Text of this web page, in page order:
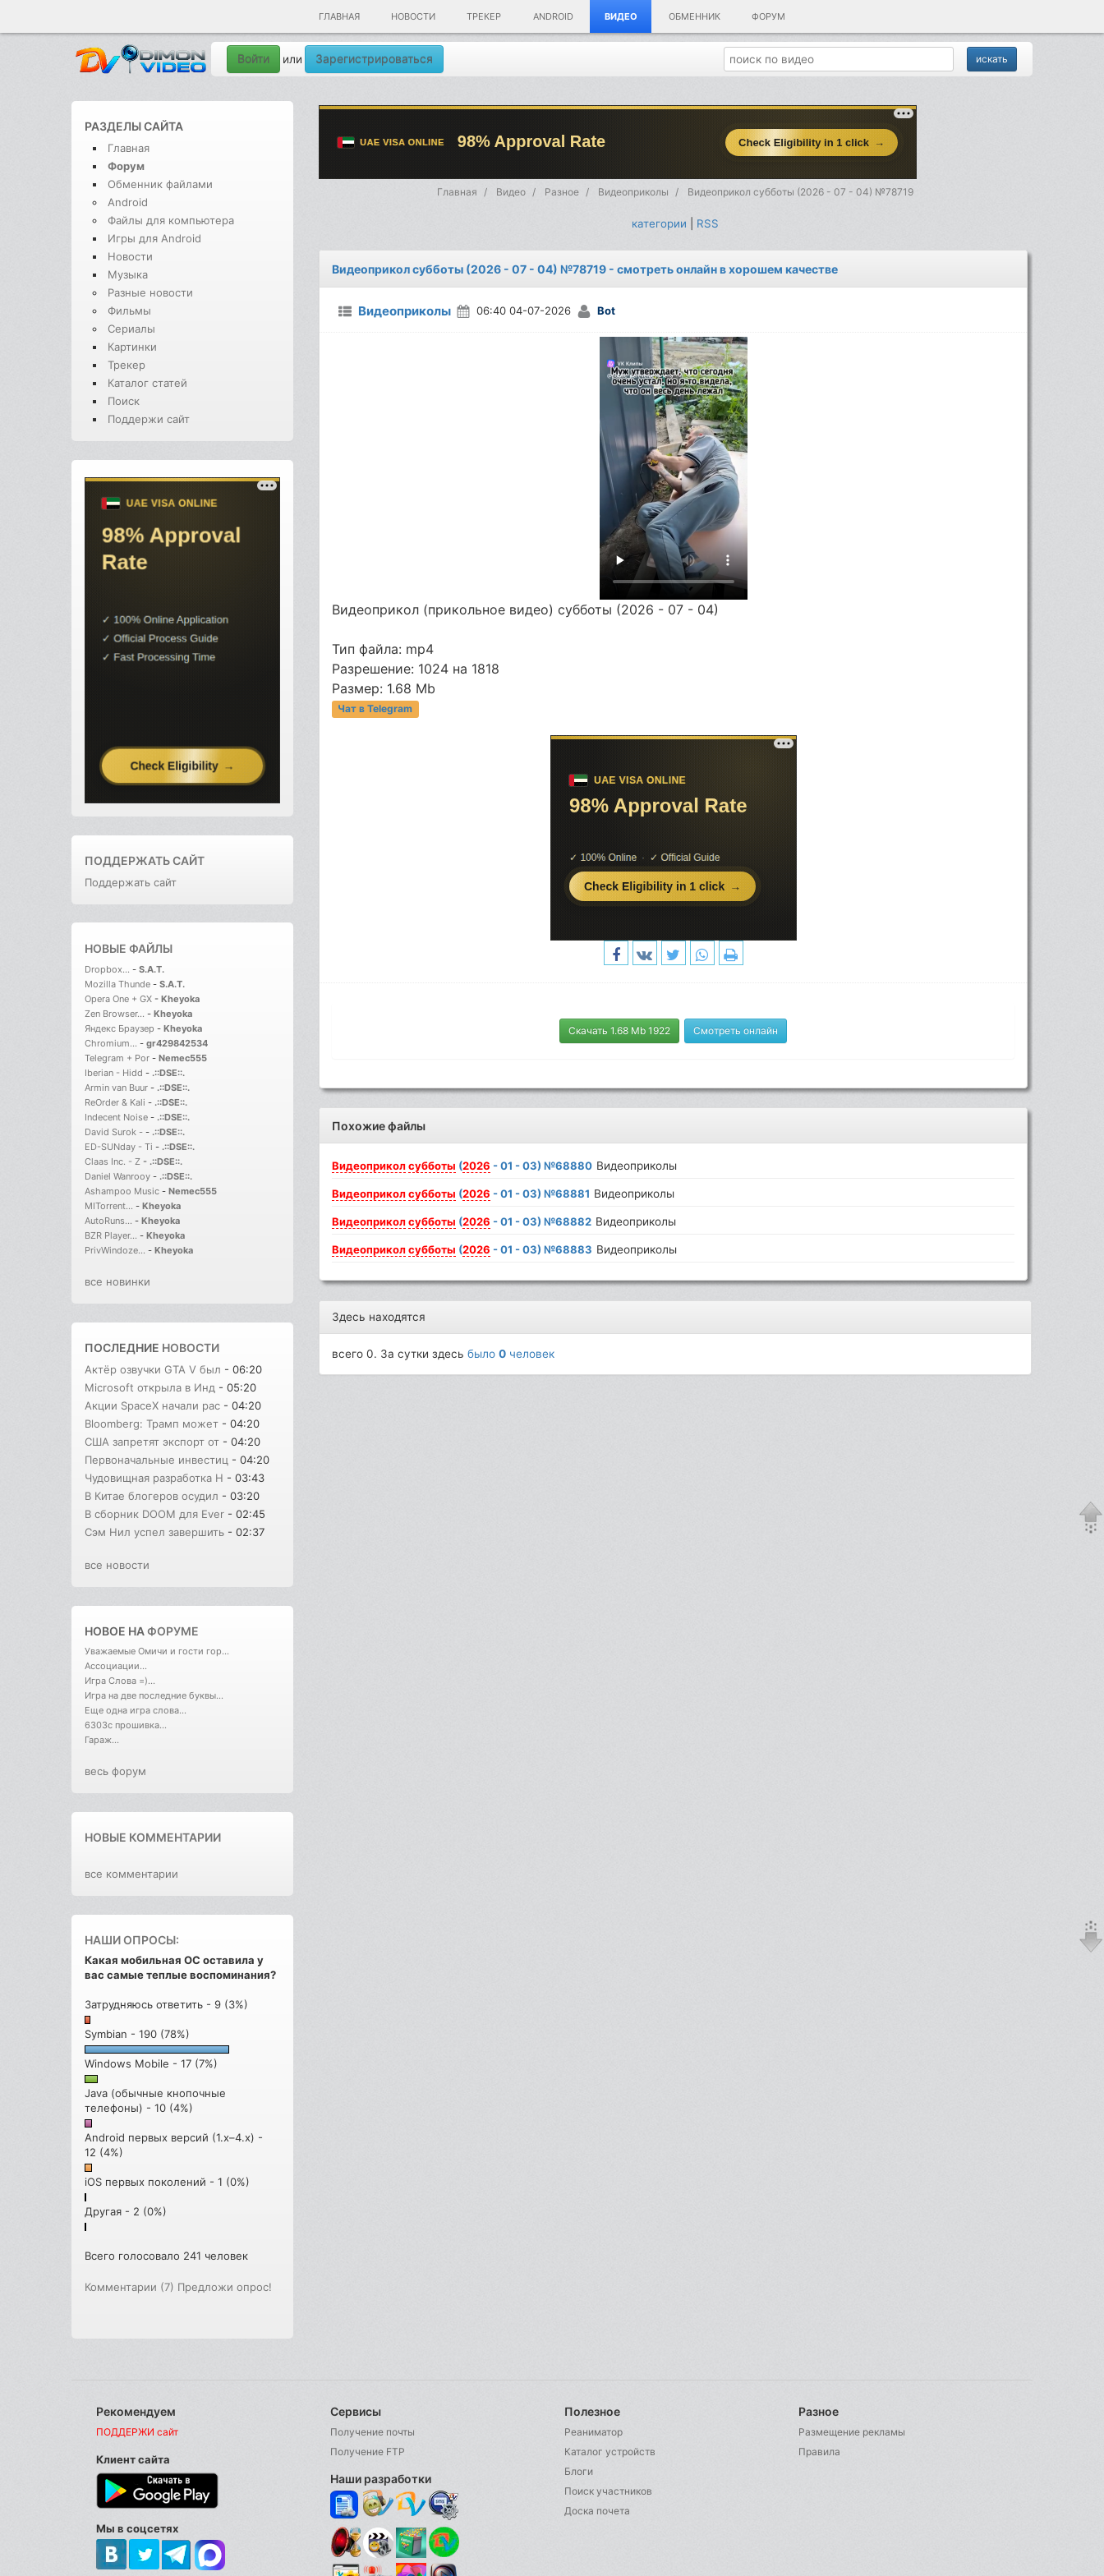
ГЛАВНАЯ НОВОСТИ ТРЕКЕР ANDROID ВИДЕО ОБМЕННИК ФОРУМ
Войти или Зарегистрироваться
РАЗДЕЛЫ САЙТА
Главная
Форум
Обменник файлами
Android
Файлы для компьютера
Игры для Android
Новости
Музыка
Разные новости
Фильмы
Сериалы
Картинки
Трекер
Каталог статей
Поиск
Поддержи сайт
ПОДДЕРЖАТЬ САЙТ
Поддержать сайт
НОВЫЕ ФАЙЛЫ
Dropbox... - S.A.T.
Mozilla Thunde - S.A.T.
Opera One + GX - Kheyoka
Zen Browser... - Kheyoka
Яндекс Браузер - Kheyoka
Chromium... - gr429842534
Telegram + Por - Nemec555
Iberian - Hidd - .::DSE::.
Armin van Buur - .::DSE::.
ReOrder & Kali - .::DSE::.
Indecent Noise - .::DSE::.
David Surok - - .::DSE::.
ED-SUNday - Ti - .::DSE::.
Claas Inc. - Z - .::DSE::.
Daniel Wanrooy - .::DSE::.
Ashampoo Music - Nemec555
MITorrent... - Kheyoka
AutoRuns... - Kheyoka
BZR Player... - Kheyoka
PrivWindoze... - Kheyoka
все новинки
ПОСЛЕДНИЕ НОВОСТИ
Актёр озвучки GTA V был - 06:20
Microsoft открыла в Инд - 05:20
Акции SpaceX начали рас - 04:20
Bloomberg: Трамп может - 04:20
США запретят экспорт от - 04:20
Первоначальные инвестиц - 04:20
Чудовищная разработка H - 03:43
В Китае блогеров осудил - 03:20
В сборник DOOM для Ever - 02:45
Сэм Нил успел завершить - 02:37
все новости
НОВОЕ НАФОРУМЕ
Уважаемые Омичи и гости гор...
Ассоциации...
Игра Слова =)...
Игра на две последние буквы...
Еще одна игра слова...
6303с прошивка...
Гараж...
весь форум
НОВЫЕ КОММЕНТАРИИ
все комментарии
НАШИ ОПРОСЫ:
Какая мобильная ОС оставила у
вас самые теплые воспоминания?
Затрудняюсь ответить - 9 (3%)
Symbian - 190 (78%)
Windows Mobile - 17 (7%)
Java (обычные кнопочные
телефоны) - 10 (4%)
Android первых версий (1.x–4.x) -
12 (4%)
iOS первых поколений - 1 (0%)
Другая - 2 (0%)
Всего голосовало 241 человек
Комментарии (7) Предложи опрос!
Главная Видео Разное Видеоприколы Видеоприкол субботы (2026 - 07 - 04) №78719
категории RSS
Видеоприкол субботы (2026 - 07 - 04) №78719 - смотреть онлайн в хорошем качестве
Видеоприколы 06:40 04-07-2026 Bot
Видеоприкол (прикольное видео) субботы (2026 - 07 - 04)
Тип файла: mp4
Разрешение: 1024 на 1818
Размер: 1.68 Mb
Чат в Telegram
Скачать 1.68 Mb 1922 Смотреть онлайн
Похожие файлы
Видеоприколсубботы (2026 - 01 - 03) №68880 Видеоприколы
Видеоприколсубботы (2026 - 01 - 03) №68881 Видеоприколы
Видеоприколсубботы (2026 - 01 - 03) №68882 Видеоприколы
Видеоприколсубботы (2026 - 01 - 03) №68883 Видеоприколы
Здесь находятся
всего 0. За сутки здесьбыло0 человек
Рекомендуем
ПОДДЕРЖИ сайт
Клиент сайта
Мы в соцсетях
Сервисы
Получение почты
Получение FTP
Наши разработки
Полезное
Реаниматор
Каталог устройств
Блоги
Поиск участников
Доска почета
Разное
Размещение рекламы
Правила